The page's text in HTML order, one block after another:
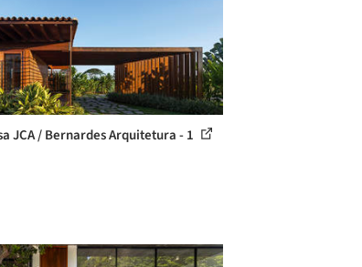
JCA / Bernardes Arquitetura - 1